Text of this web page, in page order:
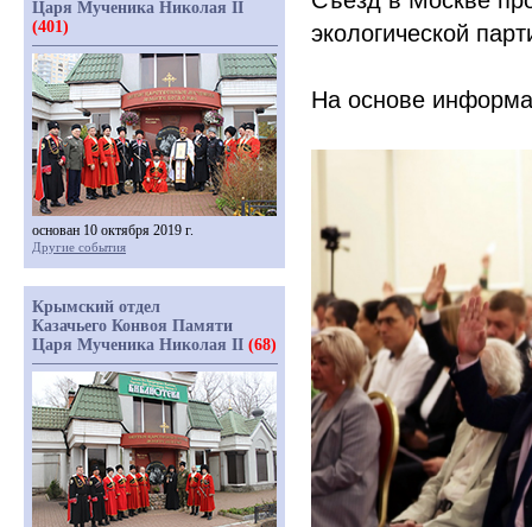
экологической
На основе
Царя Мученика Николая II
(401)
основан 10 октября 2019 г.
Другие события
Крымский отдел
Казачьего Конвоя Памяти
Царя Мученика Николая II (68)